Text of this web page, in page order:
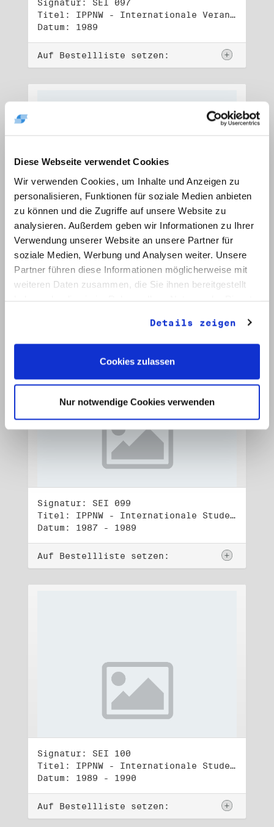
Diese Webseite verwendet Cookies
Wir verwenden Cookies, um Inhalte und Anzeigen zu
personalisieren, Funktionen für soziale Medien anbieten
zu können und die Zugriffe auf unsere Website zu
analysieren. Außerdem geben wir Informationen zu Ihrer
Verwendung unserer Website an unsere Partner für
soziale Medien, Werbung und Analysen weiter. Unsere
Partner führen diese Informationen möglicherweise mit
weiteren Daten zusammen, die Sie ihnen bereitgestellt
Details zeigen
Cookies zulassen
Nur notwendige Cookies verwenden
Signatur: SEI 097
Titel: IPPNW - Internationale Veranstaltungen und Tagungen (6)
Datum: 1989
Auf Bestellliste setzen:
Signatur: SEI 098
Signatur: SEI 099
Titel: IPPNW - Internationale Studententreffen und -kongresse (1)
Datum: 1987 - 1989
Auf Bestellliste setzen:
Signatur: SEI 100
Titel: IPPNW - Internationale Studententreffen und -kongresse (2)
Datum: 1989 - 1990
Auf Bestellliste setzen: